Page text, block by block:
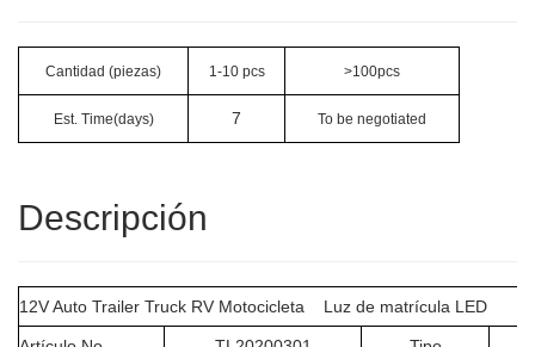
Cantidad (piezas) 1-10 pcs >100pcs
Est. Time(days) 7 To be negotiated
Descripción
12V Auto Trailer Truck RV Motocicleta Luz de matrícula LED